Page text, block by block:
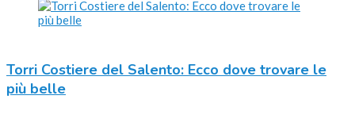
Torri Costiere del Salento: Ecco dove trovare le
più belle